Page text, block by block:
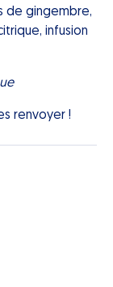
de gingembre,
infusion
renvoyer !